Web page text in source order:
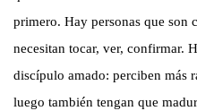
primero. Hay personas que son
necesitan tocar, ver, confirmar.
discípulo amado: perciben más
luego también tengan que